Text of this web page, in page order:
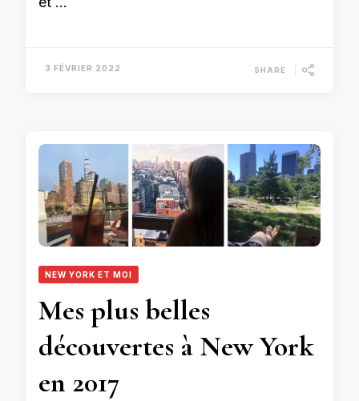
3 FÉVRIER 2022 SHARE
NEW YORK ET MOI
Mes plus belles
découvertes à New York
en 2017